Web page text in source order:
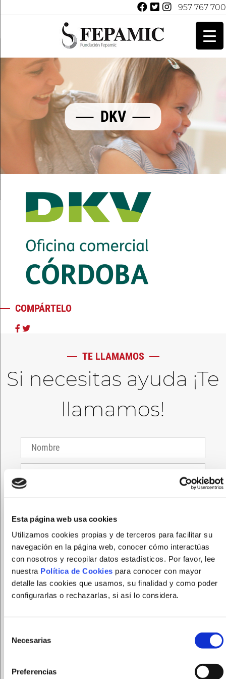
Esta página web usa cookies
Utilizamos cookies propias y de terceros para facilitar su
navegación en la página web, conocer cómo interactúas
con nosotros y recopilar datos estadísticos. Por favor, lee
nuestra Política de Cookies para conocer con mayor
detalle las cookies que usamos, su finalidad y como poder
configurarlas o rechazarlas, si así lo considera.
Necesarias
Preferencias
957 767 700
DKV
COMPÁRTELO
TE LLAMAMOS
Si necesitas ayuda ¡Te
llamamos!
FUNDACION FEPAMIC tratará sus datos personales
para gestionar el registro en la página web. Puede
ejercer sus derechos de acceso, rectificación,
de decisiones basadas únicamente en el tratamiento
automatizado de sus datos, cuando procedan, en la
protecciondedatos@fepamic.org